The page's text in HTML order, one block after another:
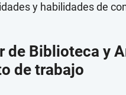
y habilidades de
de Biblioteca y
de trabajo